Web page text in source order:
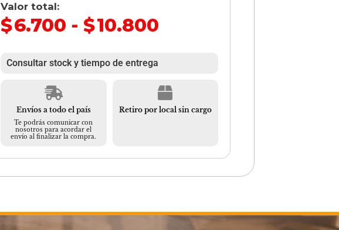
Valor total:
$6.700 - $10.800
Consultar stock y tiempo de entrega
Envíos a todo el país
Te podrás comunicar con
nosotros para acordar el
envío al finalizar la compra.
Retiro por local sin cargo